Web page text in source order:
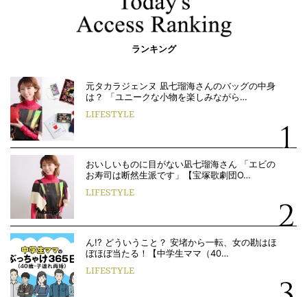
ランキング
元タカラジェンヌ 凪七瑠海さんのバッグの中身
は？ 「ユニークな小物を楽しみながら…
LIFESTYLE
おいしいものに目がない凪七瑠海さん 「エビの
お寿司は断然生派です」【宝塚歌劇団O…
LIFESTYLE
ん!? どういうこと？ 安堵から一転、女の勘はほ
ぼほぼ当たる！【中学生ママ（40…
LIFESTYLE